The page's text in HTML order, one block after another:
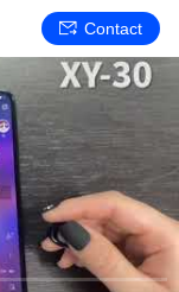
Contact